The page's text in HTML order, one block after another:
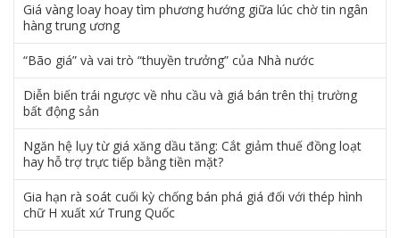
Giá vàng loay hoay tìm phương hướng giữa lúc chờ tin ngân
hàng trung ương
“Bão giá” và vai trò “thuyền trưởng” của Nhà nước
Diễn biến trái ngược về nhu cầu và giá bán trên thị trường
bất động sản
Ngăn hệ lụy từ giá xăng dầu tăng: Cắt giảm thuế đồng loạt
hay hỗ trợ trực tiếp bằng tiền mặt?
Gia hạn rà soát cuối kỳ chống bán phá giá đối với thép hình
chữ H xuất xứ Trung Quốc